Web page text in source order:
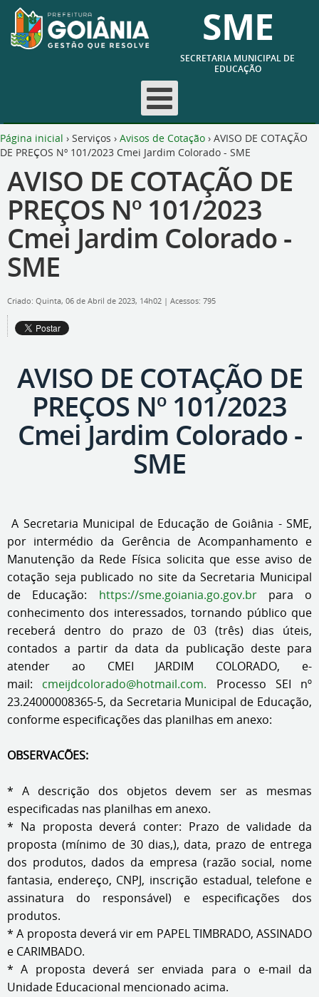
SME
SECRETARIA MUNICIPAL DE
EDUCAÇÃO
Página inicial › Serviços › Avisos de Cotação › AVISO DE COTAÇÃO
DE PREÇOS Nº 101/2023 Cmei Jardim Colorado - SME
AVISO DE COTAÇÃO DE
PREÇOS Nº 101/2023
Cmei Jardim Colorado -
SME
Criado: Quinta, 06 de Abril de 2023, 14h02 | Acessos: 795
AVISO DE COTAÇÃO DE
PREÇOS Nº 101/2023
Cmei Jardim Colorado -
SME
A Secretaria Municipal de Educação de Goiânia - SME,
por intermédio da Gerência de Acompanhamento e
Manutenção da Rede Física solicita que esse aviso de
cotação seja publicado no site da Secretaria Municipal
de Educação: https://sme.goiania.go.gov.brpara o
conhecimento dos interessados, tornando público que
receberá dentro do prazo de 03 (três) dias úteis,
contados a partir da data da publicação deste para
atender ao CMEI JARDIM COLORADO, e-
mail: cmeijdcolorado@hotmail.com. Processo SEI nº
23.24000008365-5, da Secretaria Municipal de Educação,
conforme especificações das planilhas em anexo:
OBSERVACÕES:
* A descrição dos objetos devem ser as mesmas
especificadas nas planilhas em anexo.
* Na proposta deverá conter: Prazo de validade da
proposta (mínimo de 30 dias,), data, prazo de entrega
dos produtos, dados da empresa (razão social, nome
fantasia, endereço, CNPJ, inscrição estadual, telefone e
assinatura do responsável) e especificações dos
produtos.
* A proposta deverá vir em PAPEL TIMBRADO, ASSINADO
e CARIMBADO.
* A proposta deverá ser enviada para o e-mail da
Unidade Educacional mencionado acima.